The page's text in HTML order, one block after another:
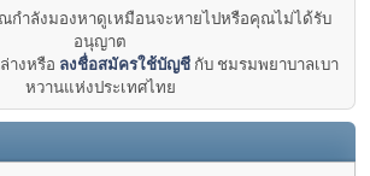
ำลังมองหาดูเหมือนจะหายไปหรือคุณไม่ได้รับ
อนุญาต
างหรือ ลงชื่อสมัครใช้บัญชี กับ ชมรมพยาบาลเบา
หวานแห่งประเทศไทย